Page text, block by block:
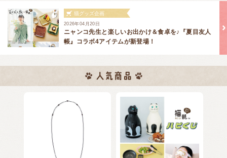
猫グッズ企画
2026年04月20日
ニャンコ先生と楽しいお出かけ＆食卓を♪『夏目友人
帳』コラボ4アイテムが新登場！